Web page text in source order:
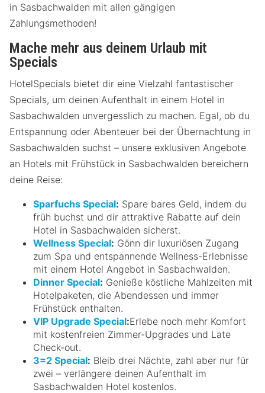
in Sasbachwalden mit allen gängigen
Zahlungsmethoden!
Mache mehr aus deinem Urlaub mit
Specials
HotelSpecials bietet dir eine Vielzahl fantastischer
Specials, um deinen Aufenthalt in einem Hotel in
Sasbachwalden unvergesslich zu machen. Egal, ob du
Entspannung oder Abenteuer bei der Übernachtung in
Sasbachwalden suchst – unsere exklusiven Angebote
an Hotels mit Frühstück in Sasbachwalden bereichern
deine Reise:
Sparfuchs Special: Spare bares Geld, indem du
früh buchst und dir attraktive Rabatte auf dein
Hotel in Sasbachwalden sicherst.
Wellness Special: Gönn dir luxuriösen Zugang
zum Spa und entspannende Wellness-Erlebnisse
mit einem Hotel Angebot in Sasbachwalden.
Dinner Special: Genieße köstliche Mahlzeiten mit
Hotelpaketen, die Abendessen und immer
Frühstück enthalten.
VIP Upgrade Special:Erlebe noch mehr Komfort
mit kostenfreien Zimmer-Upgrades und Late
Check-out.
3=2 Special: Bleib drei Nächte, zahl aber nur für
zwei – verlängere deinen Aufenthalt im
Sasbachwalden Hotel kostenlos.